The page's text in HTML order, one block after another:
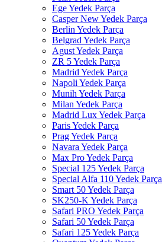
Ege Yedek Parça
Casper New Yedek Parça
Berlin Yedek Parça
Belgrad Yedek Parça
Agust Yedek Parça
ZR 5 Yedek Parça
Madrid Yedek Parça
Napoli Yedek Parça
Munih Yedek Parça
Milan Yedek Parça
Madrid Lux Yedek Parça
Paris Yedek Parça
Prag Yedek Parça
Navara Yedek Parça
Max Pro Yedek Parça
Special 125 Yedek Parça
Special Alfa 110 Yedek Parça
Smart 50 Yedek Parça
SK250-K Yedek Parça
Safari PRO Yedek Parça
Safari 50 Yedek Parça
Safari 125 Yedek Parça